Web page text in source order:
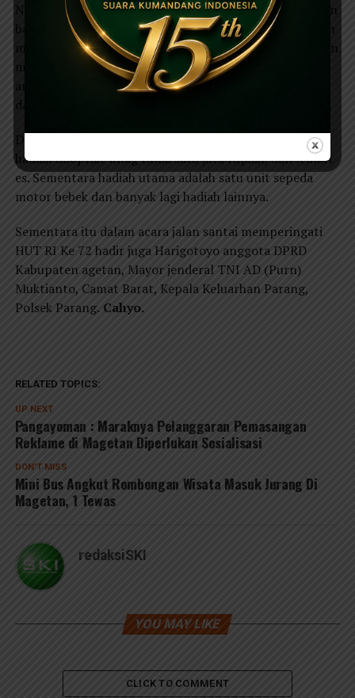
Nama lengkap kang Woto adalah Suprawoto merupakan
bakal calon (Balon) bupati Magetan yang mendaftarkan
melalui partai PDI Perjuangan, mengaku bangga dengan
masyarkat Parang dan sekitarnya. Dikatakan, ternyata
antosias masyarakat Parang untuk mengikuti lomba
dalam memperingati HUT RI ke 72 masih sangat tinggi.
Dalam acara jalan santai ini, Kang Woto memberikan
hadiah dooprize unag tunai satu juta rupiah, dan lemari
es. Sementara hadiah utama adalah satu unit sepeda
motor bebek dan banyak lagi hadiah lainnya.
Sementara itu dalam acara jalan santai memperingati
HUT RI Ke 72 hadir juga Harigotoyo anggota DPRD
Kabupaten agetan, Mayor jenderal TNI AD (Purn)
Muktianto, Camat Barat, Kepala Keluarhan Parang,
Polsek Parang. Cahyo.
RELATED TOPICS:
UP NEXT
Pangayoman : Maraknya Pelanggaran Pemasangan
Reklame di Magetan Diperlukan Sosialisasi
DON'T MISS
Mini Bus Angkut Rombongan Wisata Masuk Jurang Di
Magetan, 1 Tewas
redaksiSKI
YOU MAY LIKE
CLICK TO COMMENT